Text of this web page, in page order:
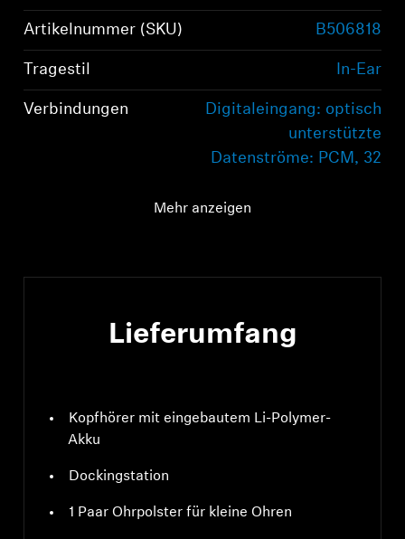
Artikelnummer (SKU) B506818
Tragestil In-Ear
Verbindungen
Digitaleingang: optisch
unterstützte
Datenströme: PCM, 32
Mehr anzeigen
Lieferumfang
Kopfhörer mit eingebautem Li-Polymer-
Akku
Dockingstation
1 Paar Ohrpolster für kleine Ohren